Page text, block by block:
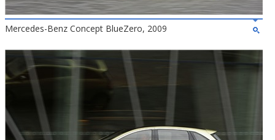
Mercedes-Benz Concept BlueZero, 2009